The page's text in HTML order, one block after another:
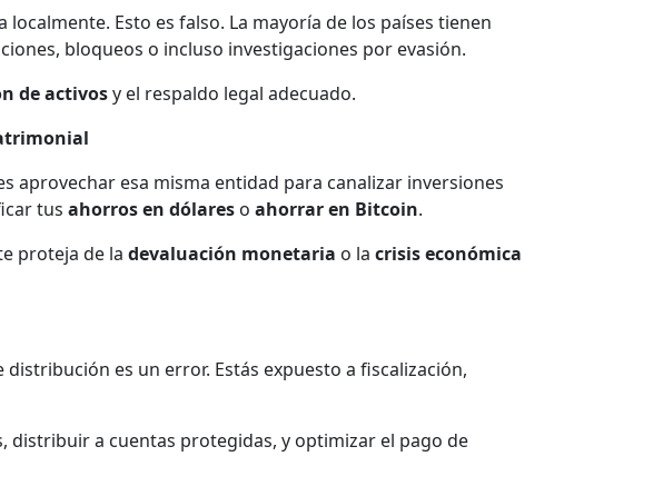
Esto es falso. La mayoría de los países tienen
bloqueos o incluso investigaciones por evasión.
de activosy el respaldo legal adecuado.
aprovechar esa misma entidad para canalizar inversiones
tus ahorros en dólares o ahorrar en Bitcoin.
proteja de la devaluación monetaria o la crisis económica
es un error. Estás expuesto a fiscalización,
distribuir a cuentas protegidas, y optimizar el pago de